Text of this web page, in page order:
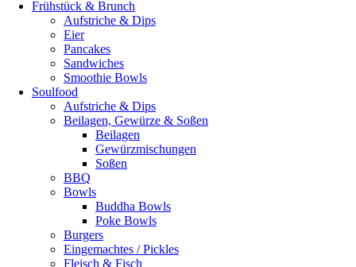
Frühstück & Brunch
Aufstriche & Dips
Eier
Pancakes
Sandwiches
Smoothie Bowls
Soulfood
Aufstriche & Dips
Beilagen, Gewürze & Soßen
Beilagen
Gewürzmischungen
Soßen
BBQ
Bowls
Buddha Bowls
Poke Bowls
Burgers
Eingemachtes / Pickles
Fleisch & Fisch